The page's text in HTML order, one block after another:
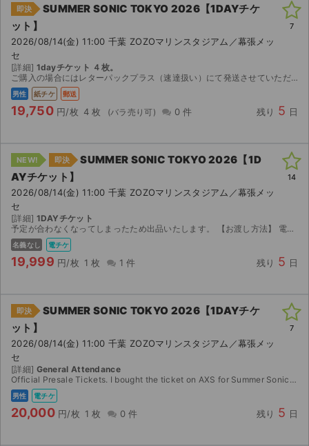
公演登録依頼
不正転売禁止法について
チケットジャムの取り組み
音楽情報
即決
SUMMER SONIC TOKYO 2026【1DAYチケ
ット】
2026/08/14(金) 11:00 千葉 ZOZOマリンスタジアム／幕張メッ
セ
[詳細] 1dayチケット ４枚。
ご購入の場合にはレターパックプラス（速達扱い）にて発送させていただきます。通常、発送日の翌日には到着いたします。 サマソニは雨天決行、公演中止は基本的にありませんが主催者の判断で公演中止の場合...
男性 紙チケ 郵送
19,750 円/枚 4 枚 0 件 残り 5 日
7
NEW! 即決
SUMMER SONIC TOKYO 2026【1D
AYチケット】
2026/08/14(金) 11:00 千葉 ZOZOマリンスタジアム／幕張メッ
セ
[詳細] 1DAYチケット
予定が合わなくなってしまったため出品いたします。 【お渡し方法】 電子チケット（チケットぴあ）にて分配いたします。 分配可能になり次第、取引連絡にてURLをお送りいたします。 迅速で丁寧な対...
名義なし 電チケ
19,999 円/枚 1 枚 1 件 残り 5 日
14
即決
SUMMER SONIC TOKYO 2026【1DAYチケ
ット】
2026/08/14(金) 11:00 千葉 ZOZOマリンスタジアム／幕張メッ
セ
[詳細] General Attendance
Official Presale Tickets. I bought the ticket on AXS for Summer Sonic 2026. I can directly transf...
男性 電チケ
20,000 円/枚 1 枚 0 件 残り 5 日
7